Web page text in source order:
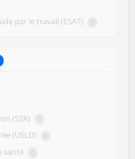
par le travail (ESAT) 0
(SSR) 0
(USLD) 0
santé 0